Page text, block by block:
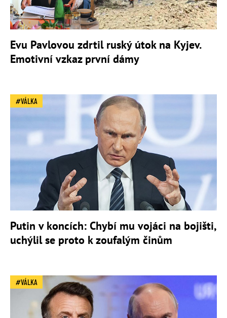
Evu Pavlovou zdrtil ruský útok na Kyjev.
Emotivní vzkaz první dámy
VÁLKA
Putin v koncích: Chybí mu vojáci na bojišti,
uchýlil se proto k zoufalým činům
VÁLKA